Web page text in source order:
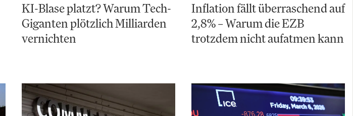
KI-Blase platzt? Warum Tech-
Giganten plötzlich Milliarden
vernichten
Inflation fällt überraschend auf
2,8% – Warum die EZB
trotzdem nicht aufatmen kann